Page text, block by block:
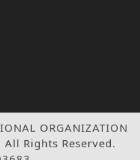
ORGANIZATION
Rights Reserved.